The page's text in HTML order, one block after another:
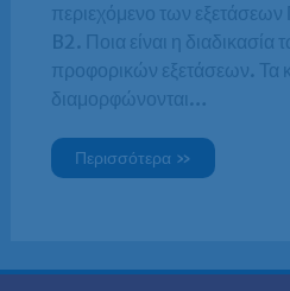
περιεχόμενο των
B2. Ποια είναι η διαδικασία
προφορικών εξετάσεων. Τα
διαμορφώνονται…
Περισσότερα »